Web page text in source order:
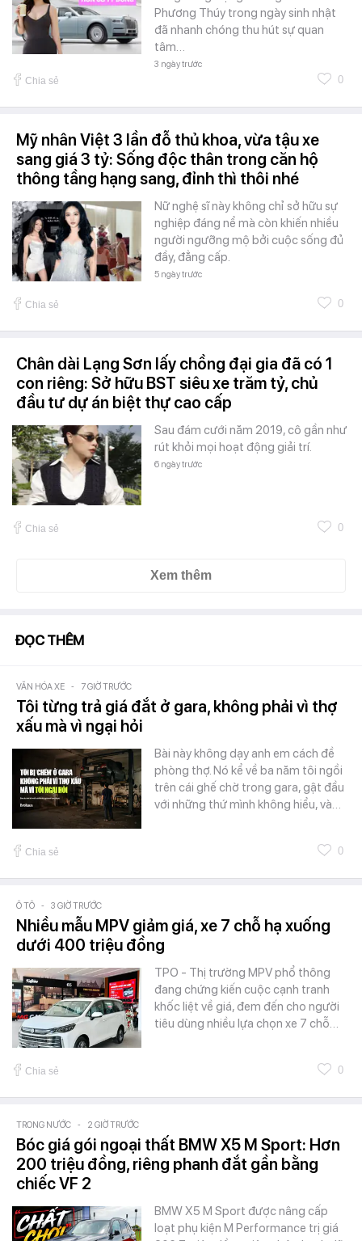
Phương Thúy trong ngày sinh nhật
đã nhanh chóng thu hút sự quan
tâm…
3 ngày trước
Chia sẻ 0
Mỹ nhân Việt 3 lần đỗ thủ khoa, vừa tậu xe
sang giá 3 tỷ: Sống độc thân trong căn hộ
thông tầng hạng sang, đỉnh thì thôi nhé
Nữ nghệ sĩ này không chỉ sở hữu sự
nghiệp đáng nể mà còn khiến nhiều
người ngưỡng mộ bởi cuộc sống đủ
đầy, đẳng cấp.
5 ngày trước
Chia sẻ 0
Chân dài Lạng Sơn lấy chồng đại gia đã có 1
con riêng: Sở hữu BST siêu xe trăm tỷ, chủ
đầu tư dự án biệt thự cao cấp
Sau đám cưới năm 2019, cô gần như
rút khỏi mọi hoạt động giải trí.
6 ngày trước
Chia sẻ 0
Xem thêm
ĐỌC THÊM
VĂN HÓA XE - 7 GIỜ TRƯỚC
Tôi từng trả giá đắt ở gara, không phải vì thợ
xấu mà vì ngại hỏi
Bài này không dạy anh em cách đề
phòng thợ. Nó kể về ba năm tôi ngồi
trên cái ghế chờ trong gara, gật đầu
với những thứ mình không hiểu, và…
Chia sẻ 0
Ô TÔ - 3 GIỜ TRƯỚC
Nhiều mẫu MPV giảm giá, xe 7 chỗ hạ xuống
dưới 400 triệu đồng
TPO - Thị trường MPV phổ thông
đang chứng kiến cuộc cạnh tranh
khốc liệt về giá, đem đến cho người
tiêu dùng nhiều lựa chọn xe 7 chỗ…
Chia sẻ 0
TRONG NƯỚC - 2 GIỜ TRƯỚC
Bóc giá gói ngoại thất BMW X5 M Sport: Hơn
200 triệu đồng, riêng phanh đắt gần bằng
chiếc VF 2
BMW X5 M Sport được nâng cấp
loạt phụ kiện M Performance trị giá